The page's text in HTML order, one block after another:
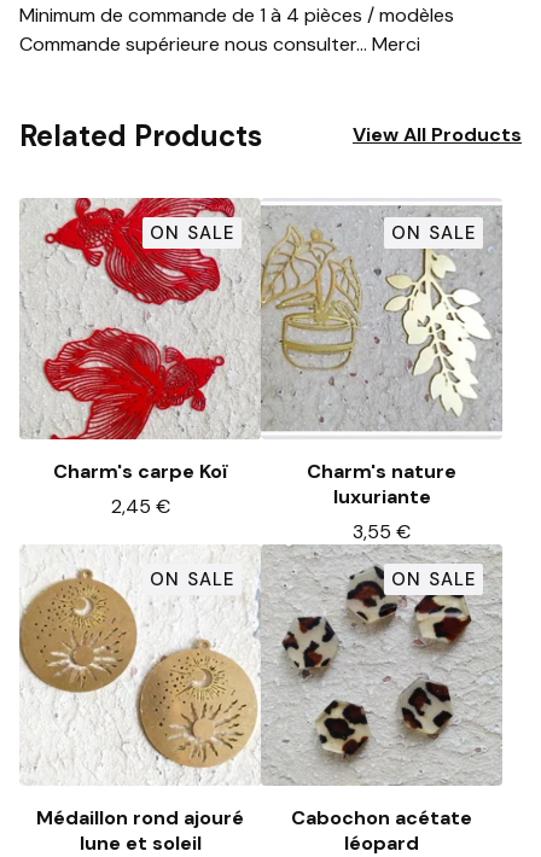
Minimum de commande de 1 à 4 pièces / modèles
Commande supérieure nous consulter... Merci
Related Products View All Products
ON SALE
Charm's carpe Koï
2,45 €
ON SALE
Charm's nature
luxuriante
3,55 €
ON SALE
Médaillon rond ajouré
lune et soleil
ON SALE
Cabochon acétate
léopard